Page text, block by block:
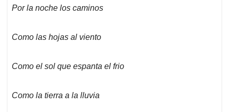
Por la noche los caminos
Como las hojas al viento
Como el sol que espanta el frio
Como la tierra a la lluvia